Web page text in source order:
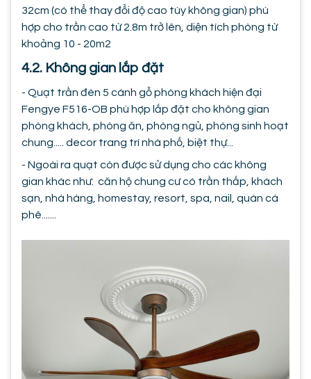
32cm (có thể thay đổi độ cao tùy không gian) phù
hợp cho trần cao từ 2.8m trở lên, diện tích phòng từ
khoảng 10 - 20m2
4.2. Không gian lắp đặt
- Quạt trần đèn 5 cánh gỗ phòng khách hiện đại
Fengye F516-OB phù hợp lắp đặt cho không gian
phòng khách, phòng ăn, phòng ngủ, phòng sinh hoạt
chung..... decor trang trí nhà phố, biệt thự...
- Ngoài ra quạt còn được sử dụng cho các không
gian khác như: căn hộ chung cư có trần thấp, khách
sạn, nhà hàng, homestay, resort, spa, nail, quán cà
phê.......